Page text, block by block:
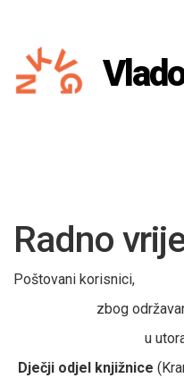
Radno
Poštovani korisnici,
zbog
u
Dječji odjel knjižnice